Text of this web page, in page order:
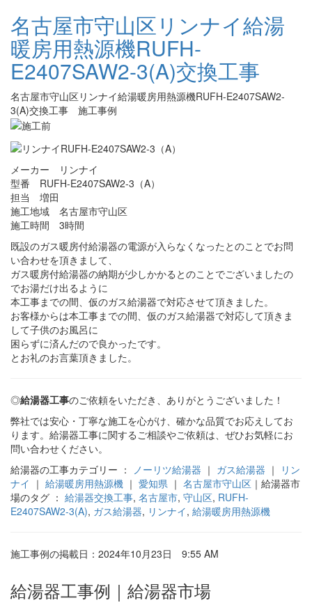
名古屋市守山区リンナイ給湯
暖房用熱源機RUFH-
E2407SAW2-3(A)交換工事
名古屋市守山区リンナイ給湯暖房用熱源機RUFH-E2407SAW2-
3(A)交換工事 施工事例
メーカー リンナイ
型番 RUFH-E2407SAW2-3（A）
担当 増田
施工地域 名古屋市守山区
施工時間 3時間
既設のガス暖房付給湯器の電源が入らなくなったとのことでお問
い合わせを頂きまして、
ガス暖房付給湯器の納期が少しかかるとのことでございましたの
でお湯だけ出るように
本工事までの間、仮のガス給湯器で対応させて頂きました。
お客様からは本工事までの間、仮のガス給湯器で対応して頂きま
して子供のお風呂に
困らずに済んだので良かったです。
とお礼のお言葉頂きました。
◎給湯器工事のご依頼をいただき、ありがとうございました！
弊社では安心・丁寧な施工を心がけ、確かな品質でお応えしてお
ります。給湯器工事に関するご相談やご依頼は、ぜひお気軽にお
問い合わせください。
給湯器の工事カテゴリー ：
ノーリツ給湯器 ｜ ガス給湯器 ｜
リン
ナイ ｜ 給湯暖房用熱源機 ｜ 愛知県 ｜ 名古屋市守山区 ｜給湯器市
場のタグ ： 給湯器交換工事, 名古屋市, 守山区, RUFH-
E2407SAW2-3(A), ガス給湯器, リンナイ, 給湯暖房用熱源機
施工事例の掲載日：2024年10月23日 9:55 AM
給湯器工事例｜給湯器市場